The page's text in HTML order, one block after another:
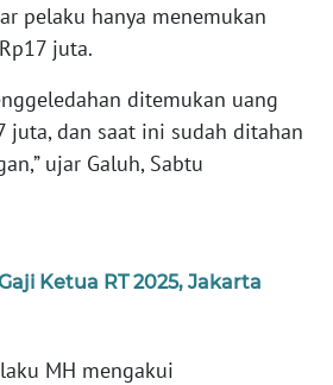
pelaku hanya menemukan
juta.
ditemukan uang
juta, dan saat ini sudah ditahan
ujar Galuh, Sabtu
Ketua RT 2025, Jakarta
MH mengakui